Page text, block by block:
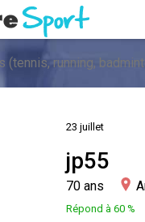
23 juillet
jp55
70 ans
Répond à 60 %